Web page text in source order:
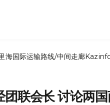
海国际运输路线/中间走廊
联会长 讨论两